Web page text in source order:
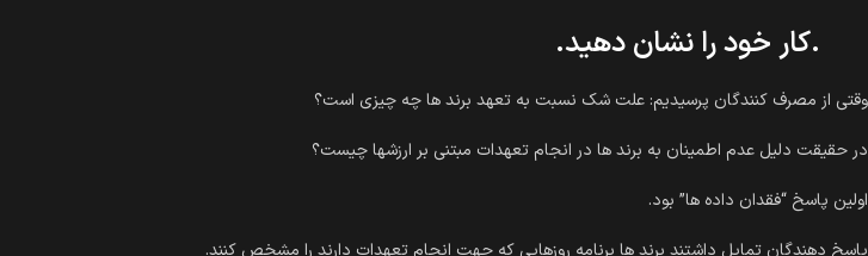
.کار خود را نشان دهید.
وقتی از مصرف کنندگان پرسیدیم: علت شک نسبت به تعهد برند ها چه چیزی است؟
در حقیقت دلیل عدم اطمینان به برند ها در انجام تعهدات مبتنی بر ارزشها چیست؟
اولین پاسخ “فقدان داده ها” بود.
پاسخ دهندگان تمایل داشتند برند ها برنامه روزهایی که جهت انجام تعهدات دارند را مشخص کنند.